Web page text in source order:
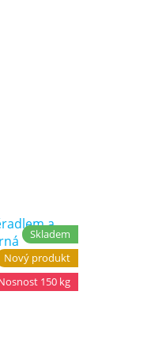
Skladem
Nový produkt
150 kg